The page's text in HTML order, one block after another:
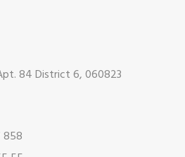
84 District 6, 060823
858